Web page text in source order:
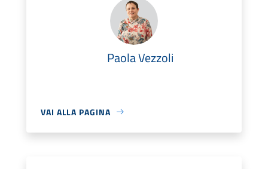
Paola Vezzoli
VAI ALLA PAGINA